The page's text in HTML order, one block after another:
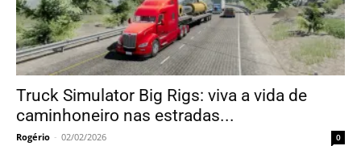
Truck Simulator Big Rigs: viva a vida de
caminhoneiro nas estradas...
Rogério - 02/02/2026 0